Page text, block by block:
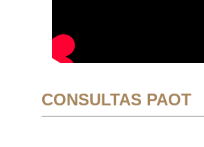
CONSULTAS PAOT